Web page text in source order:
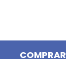
COMPRAR